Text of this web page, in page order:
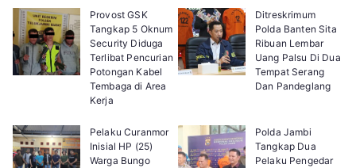
Provost GSK
Tangkap 5 Oknum
Security Diduga
Terlibat Pencurian
Potongan Kabel
Tembaga di Area
Kerja
Ditreskrimum
Polda Banten Sita
Ribuan Lembar
Uang Palsu Di Dua
Tempat Serang
Dan Pandeglang
Pelaku Curanmor
Inisial HP (25)
Warga Bungo
Polda Jambi
Tangkap Dua
Pelaku Pengedar